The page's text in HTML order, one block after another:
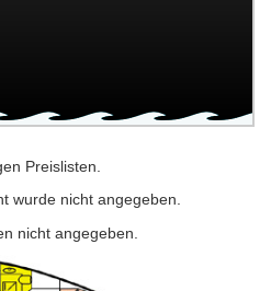
Preislisten.
wurde nicht angegeben.
nicht angegeben.